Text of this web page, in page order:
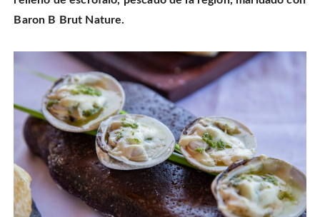
Baron B Brut Nature.